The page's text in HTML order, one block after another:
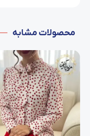
محصولات مشابه